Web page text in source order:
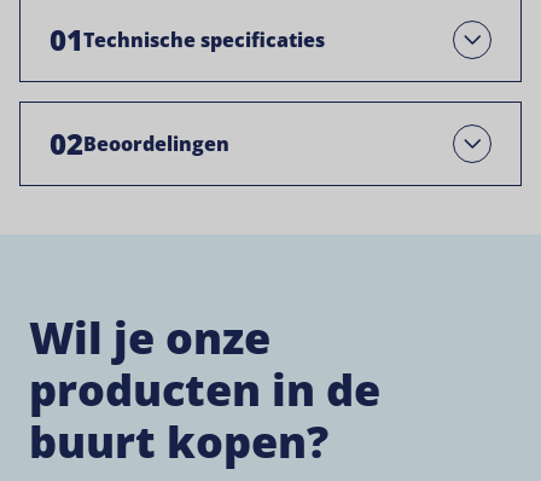
01Technische specificaties Open
02Beoordelingen Open
Wil je onze
producten in de
buurt kopen?